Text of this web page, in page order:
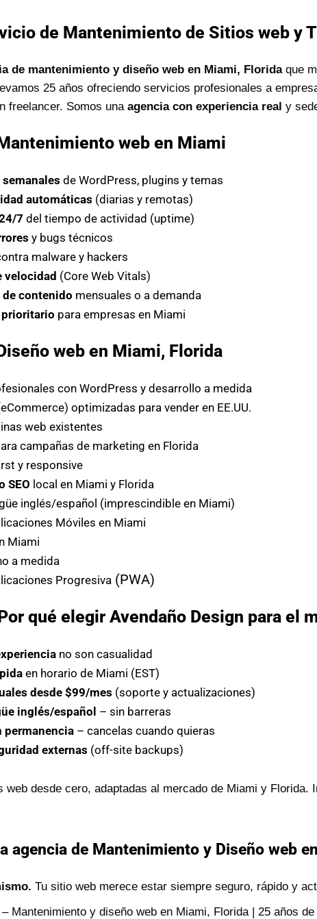
de Mantenimiento de Sitios web y
de mantenimiento y diseño web en Miami, Floridaque
25 años ofreciendo servicios profesionales a
freelancer. Somos una agencia con experiencia real y
web en Miami
de WordPress, plugins y temas
automáticas (diarias y remotas)
7 del tiempo de actividad (uptime)
y bugs técnicos
malware y hackers
velocidad (Core Web Vitals)
contenido mensuales o a demanda
para empresas en Miami
web en Miami, Florida
con WordPress y desarrollo a medida
optimizadas para vender en EE.UU.
web existentes
campañas de marketing en Florida
y responsive
SEO local en Miami y Florida
inglés/español (imprescindible en Miami)
Móviles en Miami
Miami
a medida
Progresiva (PWA)
qué elegir Avendaño Design para el
no son casualidad
en horario de Miami (EST)
desde $99/mes (soporte y actualizaciones)
inglés/español – sin barreras
permanencia – cancelas cuando quieras
externas (off-site backups)
web desde cero, adaptadas al mercado de Miami y
agencia de Mantenimiento y Diseño web
Tu sitio web merece estar siempre seguro, rápido y
Mantenimiento y diseño web en Miami, Florida | 25 años